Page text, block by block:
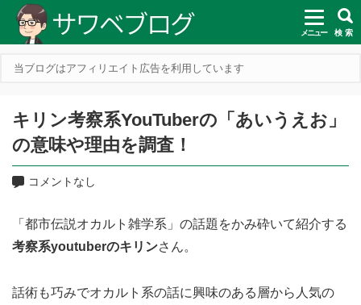
メニュー 検 索
当ブログはアフィリエイト広告を利用しています
キリン考察系YouTuberの「あいうえお」
の意味や理由を調査！
コメントなし
「都市伝説オカルト雑学系」の話題をかみ砕いて紹介する
考察系youtuberのキリンさん。
話術も巧みでオカルト系の話に興味のある層から人気の